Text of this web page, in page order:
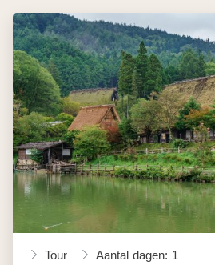
Tour Aantal dagen: 1